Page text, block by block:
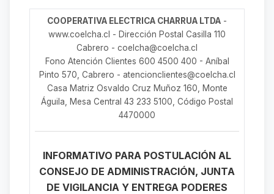
COOPERATIVA ELECTRICA CHARRUA LTDA -
www.coelcha.cl - Dirección Postal Casilla 110
Cabrero - coelcha@coelcha.cl
Fono Atención Clientes 600 4500 400 - Aníbal
Pinto 570, Cabrero - atencionclientes@coelcha.cl
Casa Matriz Osvaldo Cruz Muñoz 160, Monte
Águila, Mesa Central 43 233 5100, Código Postal
4470000
INFORMATIVO PARA POSTULACIÓN AL
CONSEJO DE ADMINISTRACIÓN, JUNTA
DE VIGILANCIA Y ENTREGA PODERES